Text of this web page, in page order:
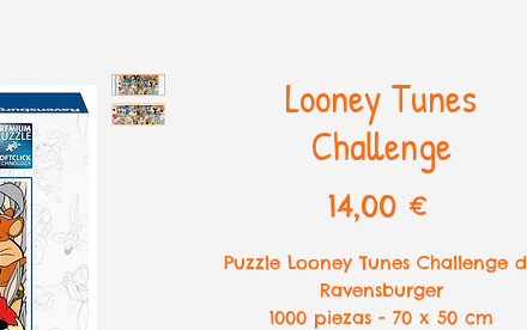
Looney Tunes
Challenge
14,00 €
Puzzle Looney Tunes Challenge
Ravensburger
1000 piezas - 70 x 50 cm